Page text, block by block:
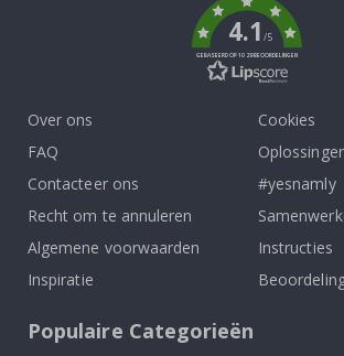
4.1/5
GEBASEERD OP 1029 BEOORDELINGEN
Over ons
FAQ
Contacteer ons
Recht om te annuleren
Algemene voorwaarden
Inspiratie
Cookies
#yesnamly
Instructies
Populaire Categorieën